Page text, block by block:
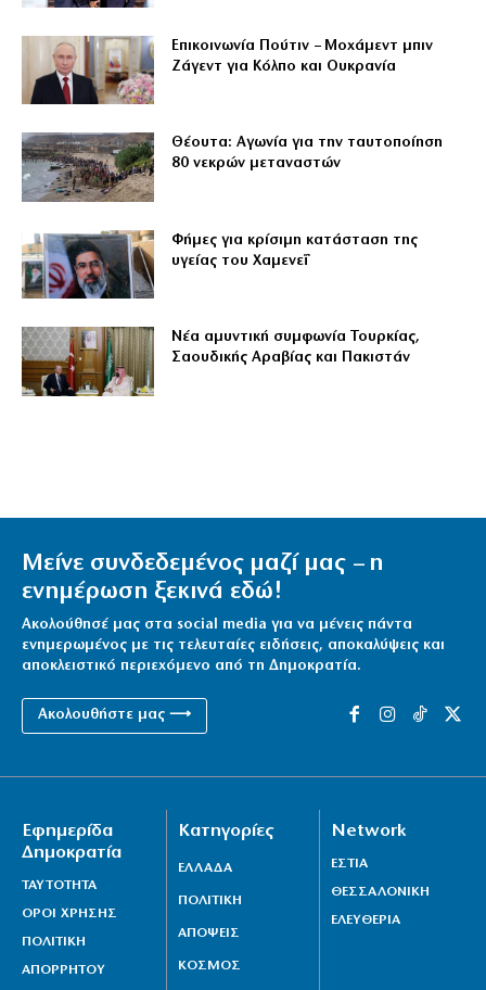
Επικοινωνία Πούτιν – Μοχάμεντ μπιν
Ζάγεντ για Κόλπο και Ουκρανία
Θέουτα: Αγωνία για την ταυτοποίηση
80 νεκρών μεταναστών
Φήμες για κρίσιμη κατάσταση της
υγείας του Χαμενεΐ
Νέα αμυντική συμφωνία Τουρκίας,
Σαουδικής Αραβίας και Πακιστάν
Μείνε συνδεδεμένος μαζί μας – η
ενημέρωση ξεκινά εδώ!
Ακολούθησέ μας στα social media για να μένεις πάντα
ενημερωμένος με τις τελευταίες ειδήσεις, αποκαλύψεις και
αποκλειστικό περιεχόμενο από τη Δημοκρατία.
Ακολουθήστε μας ⟶
Εφημερίδα
Δημοκρατία
ΤΑΥΤΟΤΗΤΑ
ΟΡΟΙ ΧΡΗΣΗΣ
ΠΟΛΙΤΙΚΗ
ΑΠΟΡΡΗΤΟΥ
Κατηγορίες
ΕΛΛΑΔΑ
ΠΟΛΙΤΙΚΗ
ΑΠΟΨΕΙΣ
ΚΟΣΜΟΣ
Network
ΕΣΤΙΑ
ΘΕΣΣΑΛΟΝΙΚΗ
ΕΛΕΥΘΕΡΙΑ